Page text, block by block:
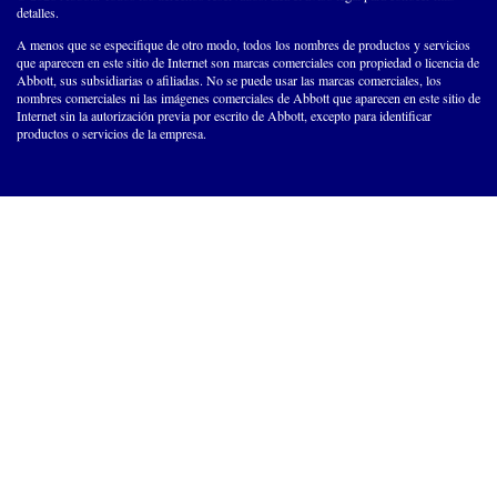
detalles.
A menos que se especifique de otro modo, todos los nombres de productos y servicios
que aparecen en este sitio de Internet son marcas comerciales con propiedad o licencia de
Abbott, sus subsidiarias o afiliadas. No se puede usar las marcas comerciales, los
nombres comerciales ni las imágenes comerciales de Abbott que aparecen en este sitio de
Internet sin la autorización previa por escrito de Abbott, excepto para identificar
productos o servicios de la empresa.